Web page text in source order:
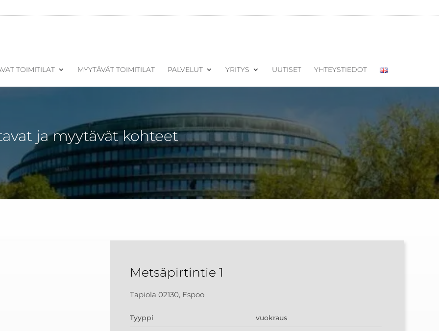
TOIMITILAT MYYTÄVÄT TOIMITILAT PALVELUT YRITYS UUTISET YHTEYSTIEDOT
ja myytävät kohteet
Metsäpirtintie 1
Tapiola 02130, Espoo
Tyyppi vuokraus